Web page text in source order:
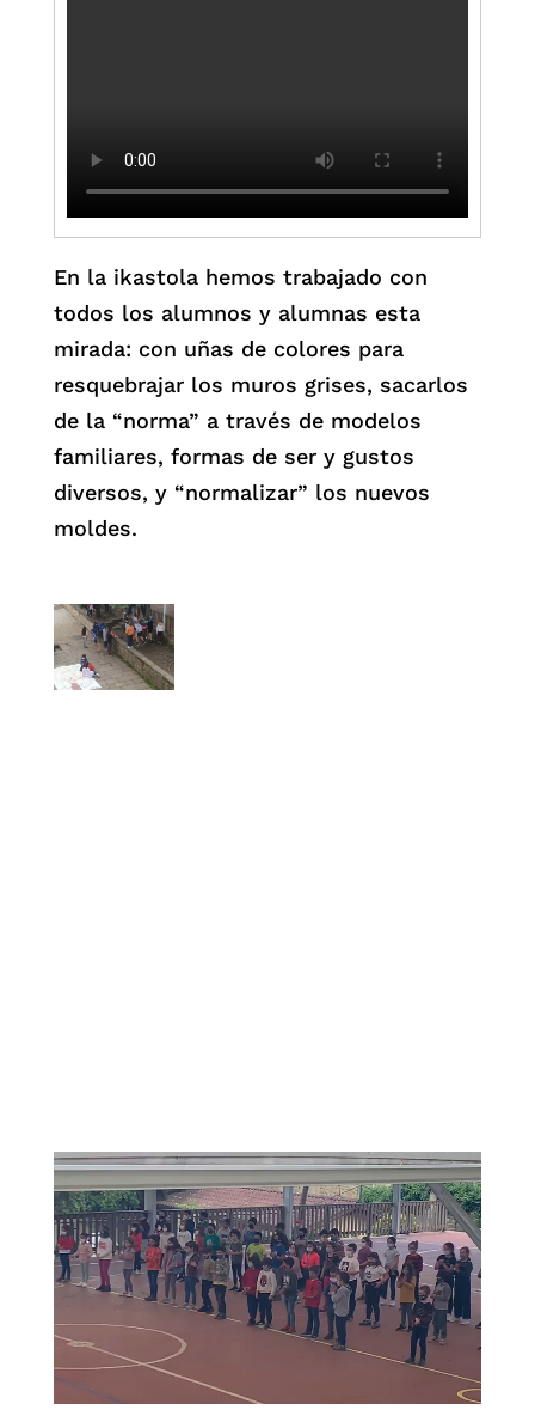
En la ikastola hemos trabajado con
todos los alumnos y alumnas esta
mirada: con uñas de colores para
resquebrajar los muros grises, sacarlos
de la “norma” a través de modelos
familiares, formas de ser y gustos
diversos, y “normalizar” los nuevos
moldes.